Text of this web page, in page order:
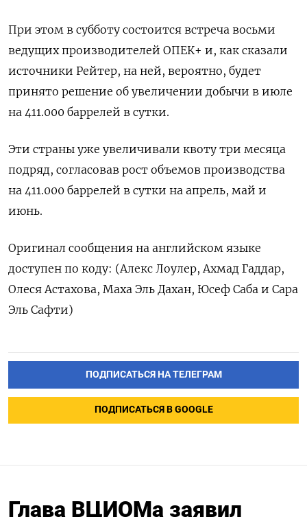
При этом в субботу состоится встреча восьми
ведущих производителей ОПЕК+ и, как сказали
источники Рейтер, на ней, вероятно, будет
принято решение об увеличении добычи в июле
на 411.000 баррелей в сутки.
Эти страны уже увеличивали квоту три месяца
подряд, согласовав рост объемов производства
на 411.000 баррелей в сутки на апрель, май и
июнь.
Оригинал сообщения на английском языке
доступен по коду: (Алекс Лоулер, Ахмад Гаддар,
Олеся Астахова, Маха Эль Дахан, Юсеф Саба и Сара
Эль Сафти)
ПОДПИСАТЬСЯ НА ТЕЛЕГРАМ
ПОДПИСАТЬСЯ В GOOGLE
Глава ВЦИОМа заявил